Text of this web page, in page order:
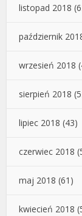
listopad 2018
październik
wrzesień 2018
sierpień 2018
lipiec 2018 (43)
czerwiec 2018
maj 2018 (61)
kwiecień 2018